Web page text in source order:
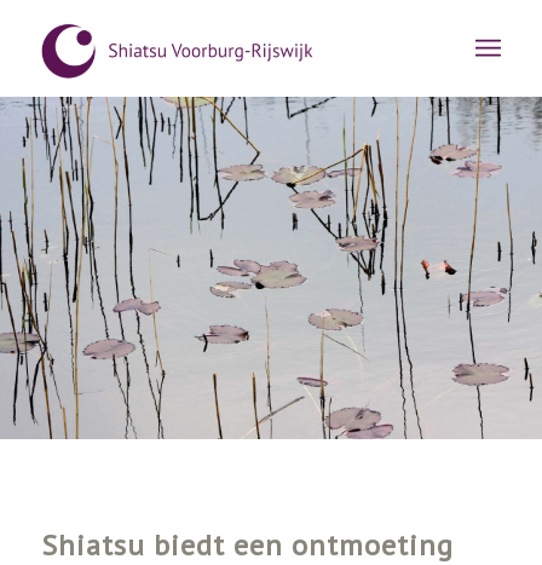
Shiatsu biedt een ontmoeting